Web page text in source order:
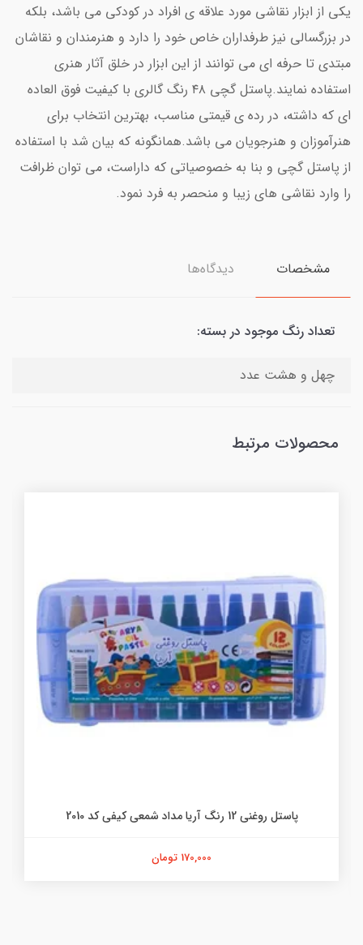
یکی از ابزار نقاشی مورد علاقه ی افراد در کودکی می باشد، بلکه
در بزرگسالی نیز طرفداران خاص خود را دارد و هنرمندان و نقاشان
مبتدی تا حرفه ای می توانند از این ابزار در خلق آثار هنری
استفاده نمایند.پاستل گچی ۴۸ رنگ گالری با کیفیت فوق العاده
ای که داشته، در رده ی قیمتی مناسب، بهترین انتخاب برای
هنرآموزان و هنرجویان می باشد.همانگونه که بیان شد با استفاده
از پاستل گچی و بنا به خصوصیاتی که داراست، می توان ظرافت
را وارد نقاشی های زیبا و منحصر به فرد نمود.
مشخصات دیدگاه‌ها
تعداد رنگ موجود در بسته:
چهل و هشت عدد
محصولات مرتبط
پاستل روغنی 12 رنگ آریا مداد شمعی کیفی کد 2010
170,000 تومان